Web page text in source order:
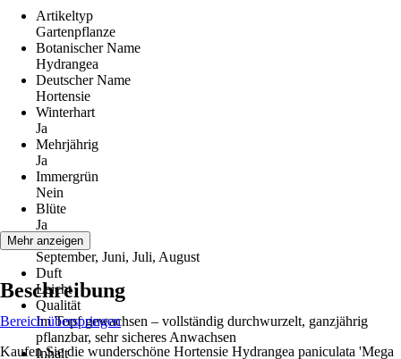
Artikeltyp
Gartenpflanze
Botanischer Name
Hydrangea
Deutscher Name
Hortensie
Winterhart
Ja
Mehrjährig
Ja
Immergrün
Nein
Blüte
Ja
Blütezeit
September, Juni, Juli, August
Duft
Leicht
Qualität
Im Topf gewachsen – vollständig durchwurzelt, ganzjährig
pflanzbar, sehr sicheres Anwachsen
Inhalt
Mehr anzeigen
Beschreibung
Bereich überspringen
Kaufen Sie die wunderschöne Hortensie Hydrangea paniculata 'Mega